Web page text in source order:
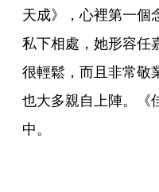
天成》，心裡第一個
私下相處，她形容任
很輕鬆，而且非常敬
也大多親自上陣。《
中。